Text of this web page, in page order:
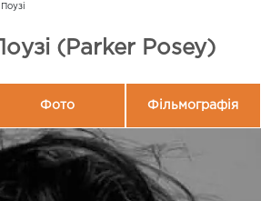
(Parker Posey)
Фото Фільмографія